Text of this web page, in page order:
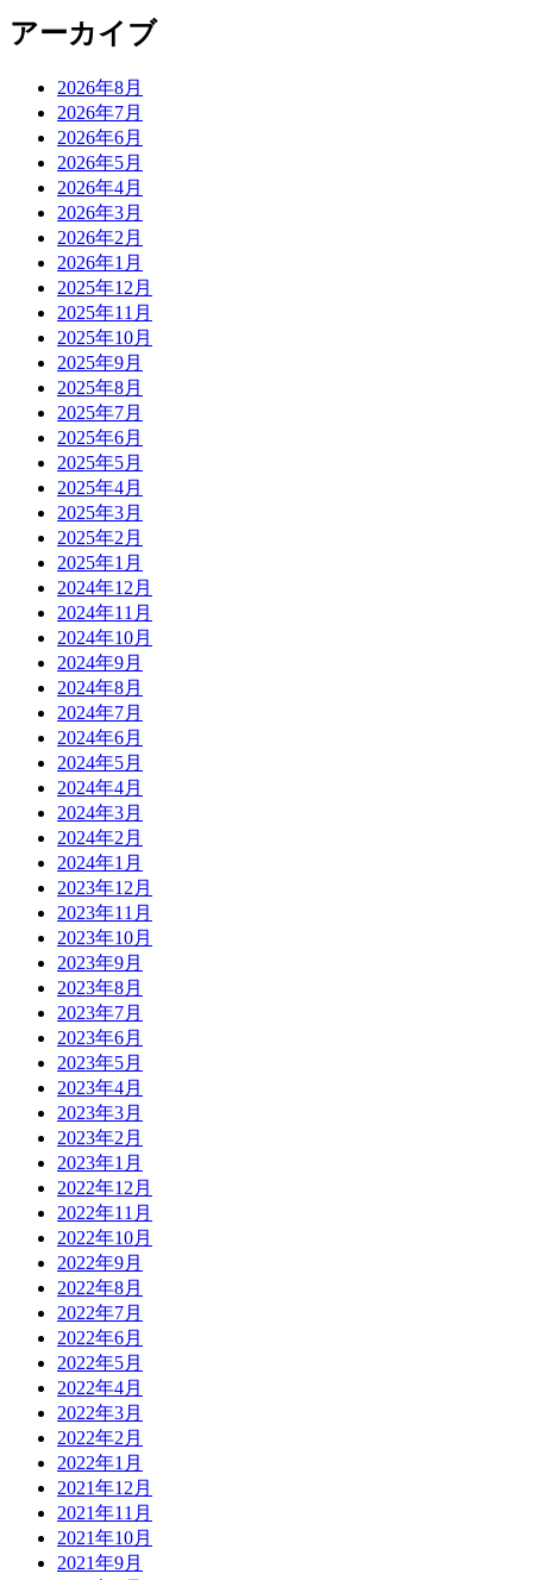
アーカイブ
2026年8月
2026年7月
2026年6月
2026年5月
2026年4月
2026年3月
2026年2月
2026年1月
2025年12月
2025年11月
2025年10月
2025年9月
2025年8月
2025年7月
2025年6月
2025年5月
2025年4月
2025年3月
2025年2月
2025年1月
2024年12月
2024年11月
2024年10月
2024年9月
2024年8月
2024年7月
2024年6月
2024年5月
2024年4月
2024年3月
2024年2月
2024年1月
2023年12月
2023年11月
2023年10月
2023年9月
2023年8月
2023年7月
2023年6月
2023年5月
2023年4月
2023年3月
2023年2月
2023年1月
2022年12月
2022年11月
2022年10月
2022年9月
2022年8月
2022年7月
2022年6月
2022年5月
2022年4月
2022年3月
2022年2月
2022年1月
2021年12月
2021年11月
2021年10月
2021年9月